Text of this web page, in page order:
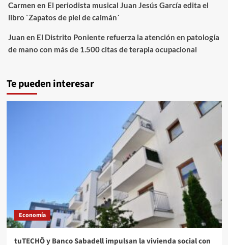
Carmen en El periodista musical Juan Jesús García edita el
libro `Zapatos de piel de caimán´
Juan en El Distrito Poniente refuerza la atención en patología
de mano con más de 1.500 citas de terapia ocupacional
Te pueden interesar
Economía
tuTECHÔ y Banco Sabadell impulsan la vivienda social con